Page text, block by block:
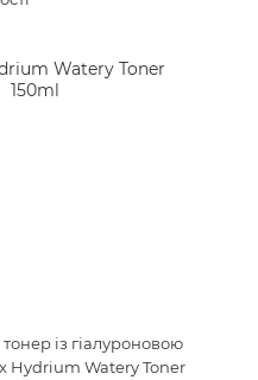
із гіалуроновою
Hydrium Watery Toner